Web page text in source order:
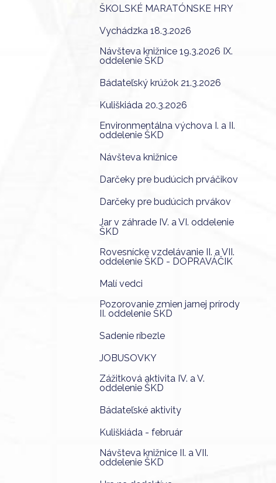
ŠKOLSKÉ MARATÓNSKE HRY
Vychádzka 18.3.2026
Návšteva knižnice 19.3.2026 IX.
oddelenie ŠKD
Bádateľský krúžok 21.3.2026
Kuliškiáda 20.3.2026
Environmentálna výchova I. a II.
oddelenie ŠKD
Návšteva knižnice
Darčeky pre budúcich prváčikov
Darčeky pre budúcich prvákov
Jar v záhrade IV. a VI. oddelenie
ŠKD
Rovesnícke vzdelávanie II. a VII.
oddelenie ŠKD - DOPRAVÁČIK
Malí vedci
Pozorovanie zmien jarnej prírody
II. oddelenie ŠKD
Sadenie ríbezle
JOBUSOVKY
Zážitková aktivita IV. a V.
oddelenie ŠKD
Bádateľské aktivity
Kuliškiáda - február
Návšteva knižnice II. a VII.
oddelenie ŠKD